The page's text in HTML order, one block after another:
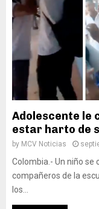
Adolescente le
estar harto de
by MCV Noticias
Colombia.- Un niño se
compañeros de la
los...